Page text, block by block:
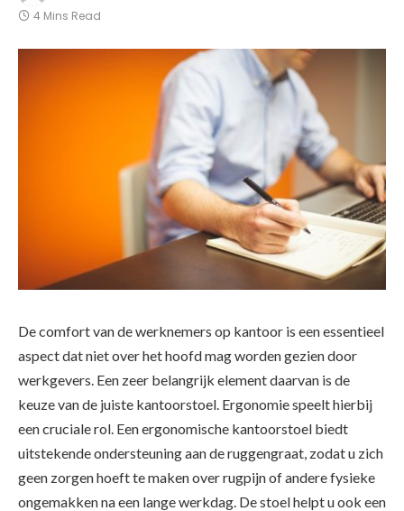
4 Mins Read
De comfort van de werknemers op kantoor is een essentieel
aspect dat niet over het hoofd mag worden gezien door
werkgevers. Een zeer belangrijk element daarvan is de
keuze van de juiste kantoorstoel. Ergonomie speelt hierbij
een cruciale rol. Een ergonomische kantoorstoel biedt
uitstekende ondersteuning aan de ruggengraat, zodat u zich
geen zorgen hoeft te maken over rugpijn of andere fysieke
ongemakken na een lange werkdag. De stoel helpt u ook een